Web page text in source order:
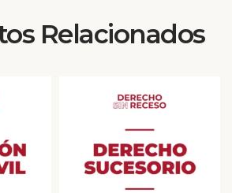
Relacionados